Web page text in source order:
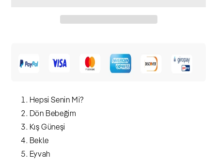
Hepsi Senin Mi?
Dön Bebeğim
Kış Güneşi
Bekle
Eyvah